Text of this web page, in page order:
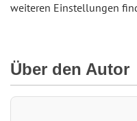
weiteren Einstellungen
Über den Autor